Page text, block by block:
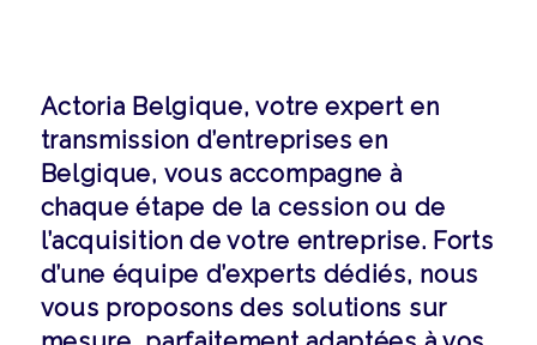
Actoria Belgique, votre expert en
transmission d’entreprises en
Belgique, vous accompagne à
chaque étape de la cession ou de
l’acquisition de votre entreprise. Forts
d’une équipe d’experts dédiés, nous
vous proposons des solutions sur